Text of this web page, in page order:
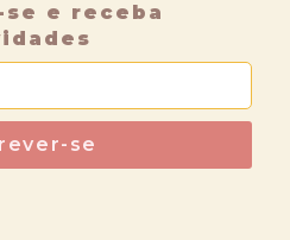
e receba
se